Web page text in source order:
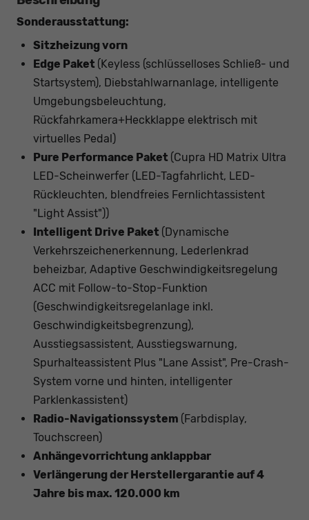
Sonderausstattung:
Sitzheizung vorn
Edge Paket (Keyless (schlüsselloses Schließ- und
Startsystem), Diebstahlwarnanlage, intelligente
Umgebungsbeleuchtung,
Rückfahrkamera+Heckklappe elektrisch mit
virtuelles Pedal)
Pure Performance Paket (Cupra HD Matrix Ultra
LED-Scheinwerfer (LED-Tagfahrlicht, LED-
Rückleuchten, blendfreies Fernlichtassistent
"Light Assist"))
Intelligent Drive Paket (Dynamische
Verkehrszeichenerkennung, Lederlenkrad
beheizbar, Adaptive Geschwindigkeitsregelung
ACC mit Follow-to-Stop-Funktion
(Geschwindigkeitsregelanlage inkl.
Geschwindigkeitsbegrenzung),
Ausstiegsassistent, Ausstiegswarnung,
Spurhalteassistent Plus "Lane Assist", Pre-Crash-
System vorne und hinten, intelligenter
Parklenkassistent)
Radio-Navigationssystem (Farbdisplay,
Touchscreen)
Anhängevorrichtung anklappbar
Verlängerung der Herstellergarantie auf 4
Jahre bis max. 120.000 km